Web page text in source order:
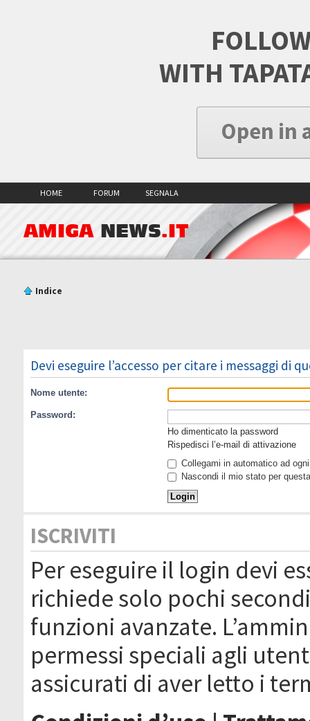
WITH
Open in
HOME FORUM SEGNALA
AMIGA NEWS.IT
Indice
Devi eseguire l’accesso per citare i messaggi di
Nome utente:
Password:
Ho dimenticato la password
Rispedisci l’e-mail di attivazione
Collegami in automatico ad
Nascondi il mio stato per
ISCRIVITI
Per eseguire il login devi
richiede solo pochi
funzioni avanzate.
permessi speciali agli
assicurati di aver letto i